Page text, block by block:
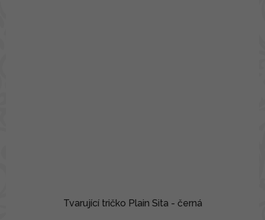
Tvarující tričko Plain Sita - černá